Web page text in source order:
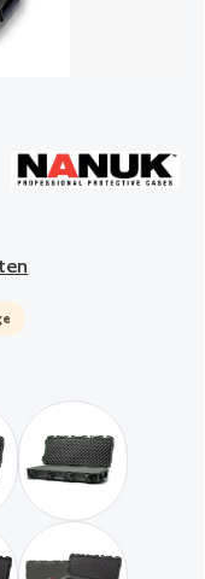
Sternen
/ mit Würfelschaumstoff
militär grün / mit